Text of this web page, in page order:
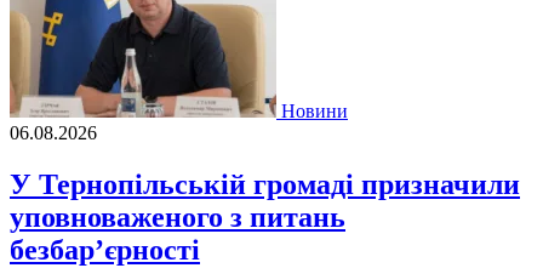
Новини
06.08.2026
У Тернопільській громаді призначили
уповноваженого з питань
безбар’єрності